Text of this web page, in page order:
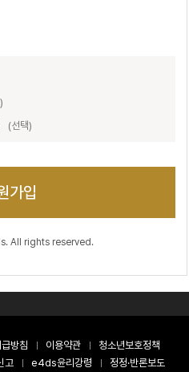
(선택)
가입
All rights reserved.
방침 이용약관
청소년보호정책
고 e4ds윤리강령
정정·반론보도